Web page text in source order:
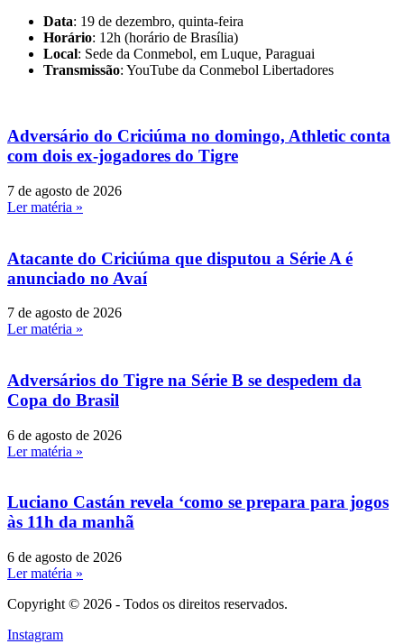
Data: 19 de dezembro, quinta-feira
Horário: 12h (horário de Brasília)
Local: Sede da Conmebol, em Luque, Paraguai
Transmissão: YouTube da Conmebol Libertadores
Adversário do Criciúma no domingo, Athletic conta
com dois ex-jogadores do Tigre
7 de agosto de 2026
Ler matéria »
Atacante do Criciúma que disputou a Série A é
anunciado no Avaí
7 de agosto de 2026
Ler matéria »
Adversários do Tigre na Série B se despedem da
Copa do Brasil
6 de agosto de 2026
Ler matéria »
Luciano Castán revela ‘como se prepara para jogos
às 11h da manhã
6 de agosto de 2026
Ler matéria »
Copyright © 2026 - Todos os direitos reservados.
Instagram